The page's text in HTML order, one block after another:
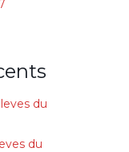
du
du